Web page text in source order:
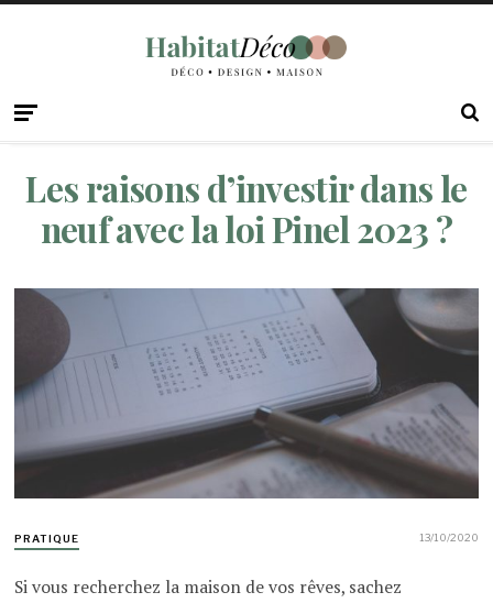
Les raisons d’investir dans le
neuf avec la loi Pinel 2023 ?
PRATIQUE 13/10/2020
Si vous recherchez la maison de vos rêves, sachez